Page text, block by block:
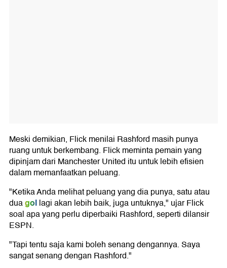
Meski demikian, Flick menilai Rashford masih punya
ruang untuk berkembang. Flick meminta pemain yang
dipinjam dari Manchester United itu untuk lebih efisien
dalam memanfaatkan peluang.
"Ketika Anda melihat peluang yang dia punya, satu atau
duagollagi akan lebih baik, juga untuknya," ujar Flick
soal apa yang perlu diperbaiki Rashford, seperti dilansir
ESPN.
"Tapi tentu saja kami boleh senang dengannya. Saya
sangat senang dengan Rashford."